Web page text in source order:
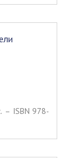
– ISBN 978-